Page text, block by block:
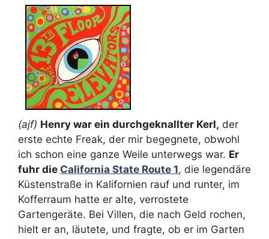
(ajf) Henry war ein durchgeknallter Kerl, der
erste echte Freak, der mir begegnete, obwohl
ich schon eine ganze Weile unterwegs war. Er
fuhr die California State Route 1, die legendäre
Küstenstraße in Kalifornien rauf und runter, im
Kofferraum hatte er alte, verrostete
Gartengeräte. Bei Villen, die nach Geld rochen,
hielt er an, läutete, und fragte, ob er im Garten